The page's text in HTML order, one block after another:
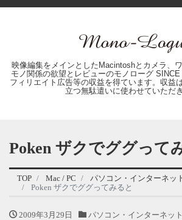
映像編集をメインとしたMacintoshとカメラ、
モノ関係の欲望とレビューのモノローグ
フィリエイト広告等の収益を得ています。収益
立つ無駄遣いに使わせていただき
Poken ザクでググって
TOP Mac / PC
パソコン・インターネッ
Poken ザクでググってみると
2009年3月29日 パソコン・インターネット